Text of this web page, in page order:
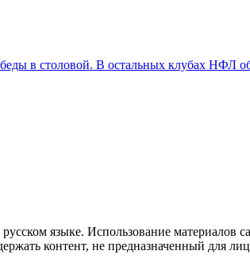
в столовой. В остальных клубах НФЛ
языке. Использование материалов
контент, не предназначенный для